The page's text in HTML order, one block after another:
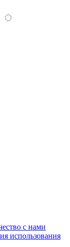
с нами
использования